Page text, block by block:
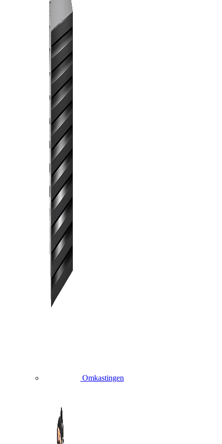
Omkastingen